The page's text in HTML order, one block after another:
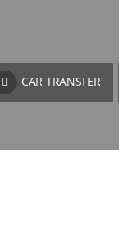
CAR TRANSFER